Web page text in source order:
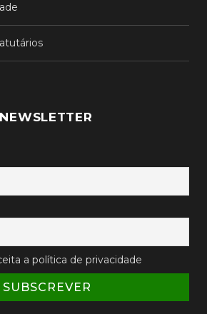
a política de privacidade